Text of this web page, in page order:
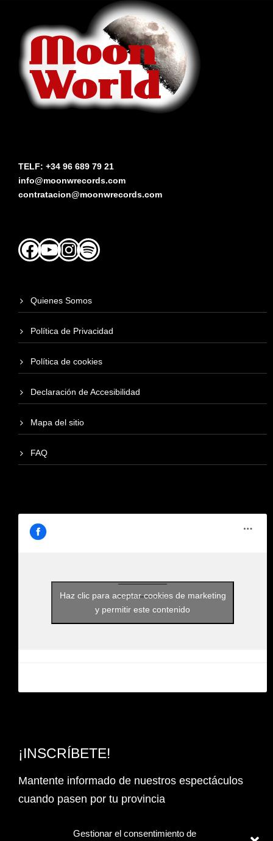
Gestionar el consentimiento de
TELF: +34 96 689 79 21
info@moonwrecords.com
contratacion@moonwrecords.com
Facebook
YouTubeInstagram
Spotify
Quienes Somos
Política de Privacidad
Política de cookies
Declaración de Accesibilidad
Mapa del sitio
FAQ
Haz clic para aceptar cookies de marketing
y permitir este contenido
¡INSCRÍBETE!
Mantente informado de nuestros espectáculos
cuando pasen por tu provincia
Email Address*